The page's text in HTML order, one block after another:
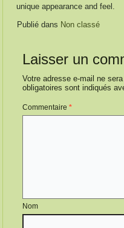
unique appearance and feel.
Publié dans Non classé
Laisser un
Votre adresse e-mail ne
obligatoires sont indiqués
Commentaire*
Nom